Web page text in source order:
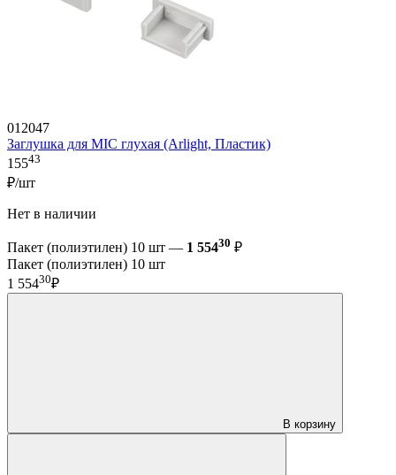
012047
Заглушка для MIC глухая (Arlight, Пластик)
15543
₽/шт
Нет в наличии
Пакет (полиэтилен) 10 шт — 1 55430 ₽
Пакет (полиэтилен) 10 шт
1 55430₽
В корзину